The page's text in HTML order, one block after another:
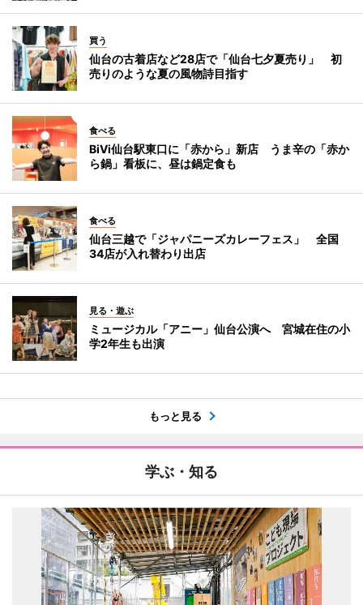
買う
仙台の古着店など28店で「仙台七夕夏売り」 初
売りのような夏の風物詩目指す
食べる
BiVi仙台駅東口に「赤から」新店 うま辛の「赤か
ら鍋」看板に、昼は鍋定食も
食べる
仙台三越で「ジャパニーズカレーフェス」 全国
34店が入れ替わり出店
見る・遊ぶ
ミュージカル「アニー」仙台公演へ 宮城在住の小
学2年生も出演
もっと見る
学ぶ・知る